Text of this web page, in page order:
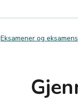
Eksamener og